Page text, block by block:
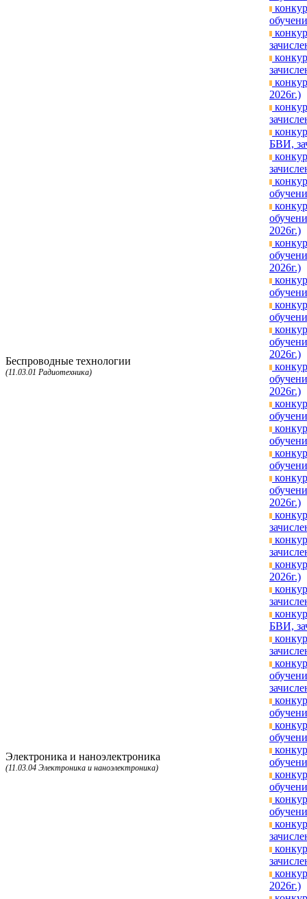
2026г.)
Беспроводные технологии
(11.03.01 Радиотехника)
БВИ,
2026г.)
2026г.)
2026г.)
2026г.)
2026г.)
2026г.)
Электроника и наноэлектроника
(11.03.04 Электроника и наноэлектроника)
БВИ,
2026г.)